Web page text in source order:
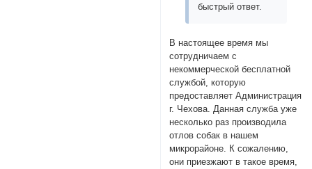
быстрый ответ.
В настоящее время мы
сотрудничаем с
некоммерческой бесплатной
службой, которую
предоставляет Администрация
г. Чехова. Данная служба уже
несколько раз производила
отлов собак в нашем
микрорайоне. К сожалению,
они приезжают в такое время,